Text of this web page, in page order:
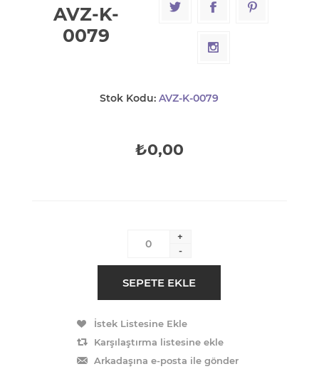
AVZ-K-
0079
Stok Kodu: AVZ-K-0079
₺0,00
+
-